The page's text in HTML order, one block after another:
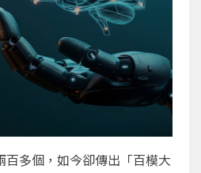
百多個，如今卻傳出「百模大